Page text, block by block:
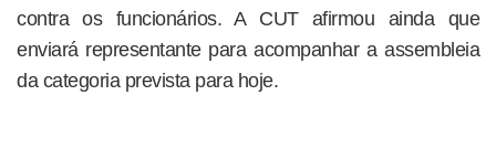
contra os funcionários. A CUT afirmou ainda que
enviará representante para acompanhar a assembleia
da categoria prevista para hoje.